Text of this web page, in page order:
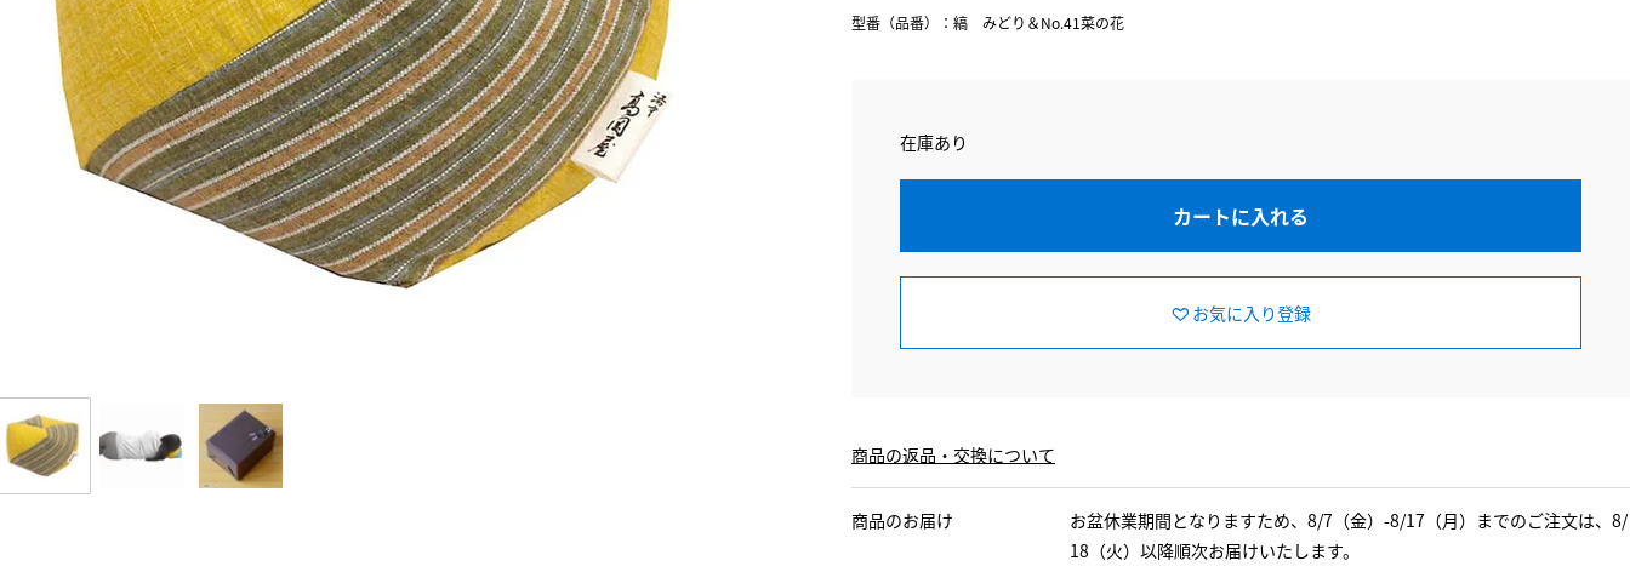
型番（品番）：縞 みどり＆No.41菜の花
在庫あり
カートに入れる
お気に入り登録
商品の返品・交換について
商品のお届け
お盆休業期間となりますため、8/7（金）-8/17（月）までのご注文は、8/
18（火）以降順次お届けいたします。